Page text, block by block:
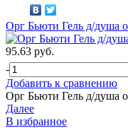
Орг Бьюти Гель д/душа
95.63 руб.
-
Добавить к сравнению
Орг Бьюти Гель д/душа
Далее
В избранное